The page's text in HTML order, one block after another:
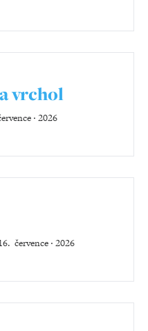
vrchol
‧ 2026
července ‧ 2026